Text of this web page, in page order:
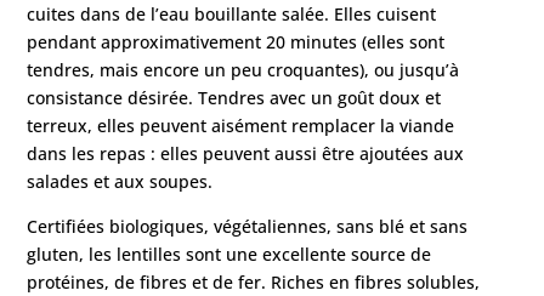
cuites dans de l’eau bouillante salée. Elles cuisent
pendant approximativement 20 minutes (elles sont
tendres, mais encore un peu croquantes), ou jusqu’à
consistance désirée. Tendres avec un goût doux et
terreux, elles peuvent aisément remplacer la viande
dans les repas : elles peuvent aussi être ajoutées aux
salades et aux soupes.
Certifiées biologiques, végétaliennes, sans blé et sans
gluten, les lentilles sont une excellente source de
protéines, de fibres et de fer. Riches en fibres solubles,